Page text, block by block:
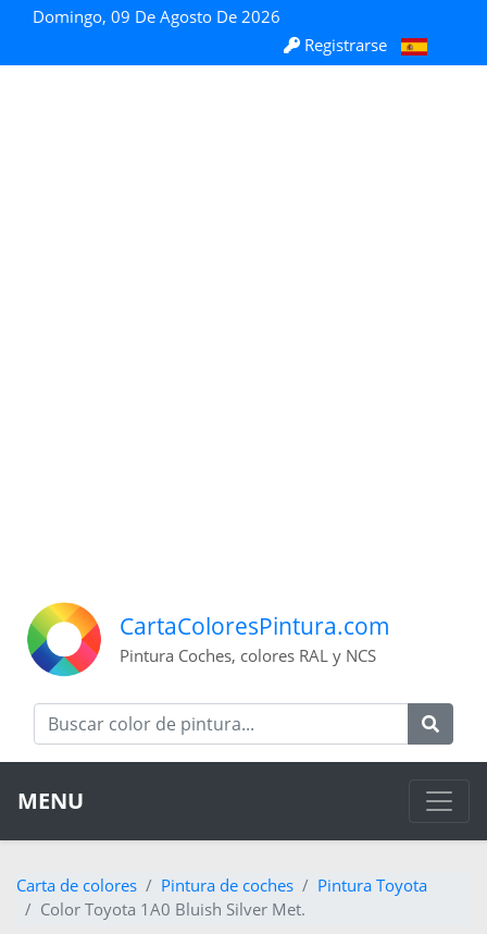
Domingo, 09 De Agosto De 2026
Registrarse
CartaColoresPintura.com
Pintura Coches, colores RAL y NCS
MENU
Carta de colores Pintura de coches
Pintura Toyota
Color Toyota 1A0 Bluish Silver Met.